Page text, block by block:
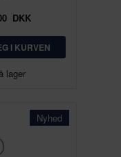
DKK
lager
Nyhed